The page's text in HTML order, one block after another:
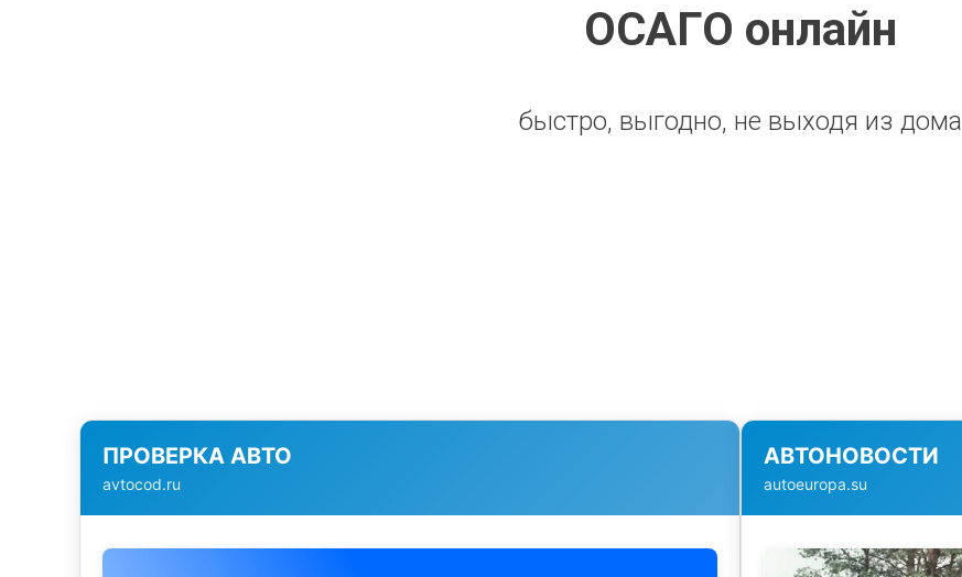
ОСАГО онлайн
быстро, выгодно, не выходя из дома
ПРОВЕРКА АВТО
avtocod.ru
АВТОНОВОСТИ
autoeuropa.su